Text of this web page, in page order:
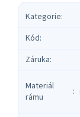
Kategorie:
Kód:
Záruka:
Materiál
rámu
: